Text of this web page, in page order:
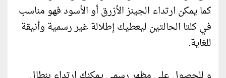
كما يمكن ارتداء الجينز الأزرق أو الأسود فهو مناسب
في كلتا الحالتين ليعطيك إطلالة غير رسمية وأنيقة
للغاية.